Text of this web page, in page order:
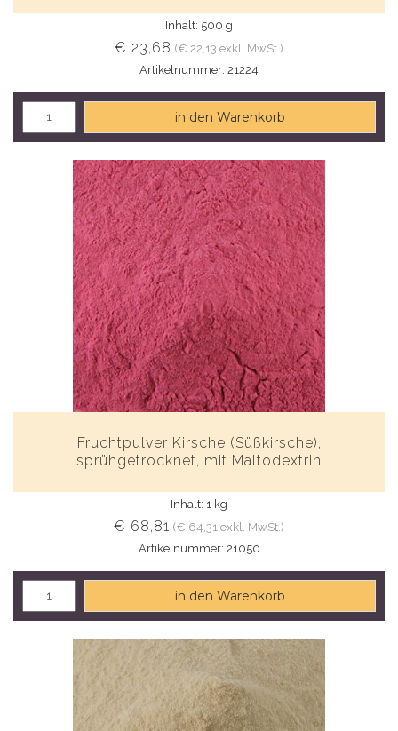
Inhalt: 500 g
€ 23,68 (€ 22,13 exkl. MwSt.)
Artikelnummer: 21224
in den Warenkorb
Fruchtpulver Kirsche (Süßkirsche),
sprühgetrocknet, mit Maltodextrin
Inhalt: 1 kg
€ 68,81 (€ 64,31 exkl. MwSt.)
Artikelnummer: 21050
in den Warenkorb